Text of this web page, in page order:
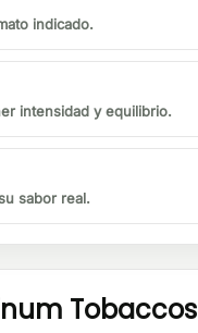
indicado.
intensidad y equilibrio.
sabor real.
Tobaccos